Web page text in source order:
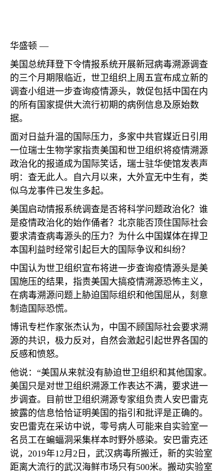
华盛顿 —
美国总统拜登下令情报系统开展新冠病毒溯源调查
的三个月期限临近，世卫组织上周五宣布成立新的
调查小组进一步查询疫情源头，敦促包括中国在内
的所有国家提供大流行初期的病例信息及原始数
据。
面对日益升温的国际压力，多家中共官媒近日引用
一位瑞士生物学家指责美国和世卫组织将疫情溯源
政治化的报道成为国际笑话，瑞士驻华使馆发表声
明：查无此人。自六月以来，大外宣无中生有，类
似乌龙事件已发生多起。
美国启动情报系统调查是否将科学问题政治化？谁
是疫情政治化的始作俑者？北京能否顶住国际社会
要求清查病毒源头的压力？为什么中国媒体在捍卫
本国利益时经常引起巨大的国际争议和纠纷？
中国认为世卫组织宣布将进一步查询疫情源头是美
国施压的结果，指责美国大搞疫情溯源恐怖主义，
在病毒溯源问题上胁迫国际组织和他国屈从，刻意
制造国际恐慌。
博讯专栏作家张杰认为，中国不顾国际社会要求溯
源的共识，极力反对，自然会激起引起世界各国的
反感和愤怒。
他说：“美国从来就没有胁迫世卫组织和其他国家。
美国只是对世卫组织溯源工作表达不满，要求进一
步调查。目前世卫组织溯源专家组负责人安巴雷克
披露的信息恰恰证明美国的指引和批评是正确的。
安巴雷克在采访中说，零号病人可能来自实验室一
名员工在蝙蝠洞采集样本时野外感染。安巴雷克还
说， 2019年12月 2 日，武汉病毒所搬迁，新的实验室
距离大流行的武汉海鲜市场只有500米。搬动实验室